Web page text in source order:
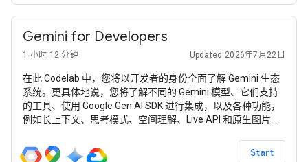
Gemini for Developers
1 小时 12 分钟 Updated 2026年7月22日
在此 Codelab 中，您将以开发者的身份全面了解 Gemini 生态
系统。更具体地说，您将了解不同的 Gemini 模型、它们支持
的工具、使用 Google Gen AI SDK 进行集成，以及各种功能，
例如长上下文、思考模式、空间理解、Live API 和原生图片与
Start